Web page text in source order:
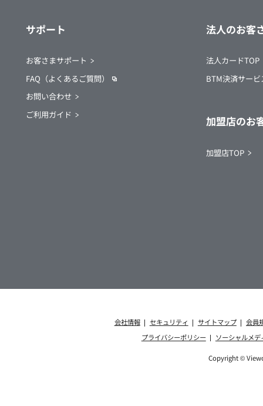
サポート
お客さまサポート
FAQ（よくあるご質問）
お問い合わせ
ご利用ガイド
法人のお客
法人カードTOP
BTM決済サー
加盟店のお
加盟店TOP
会社情報 セキュリティ サイトマップ
会員
プライバシーポリシー
ソーシャルメ
Copyright ©